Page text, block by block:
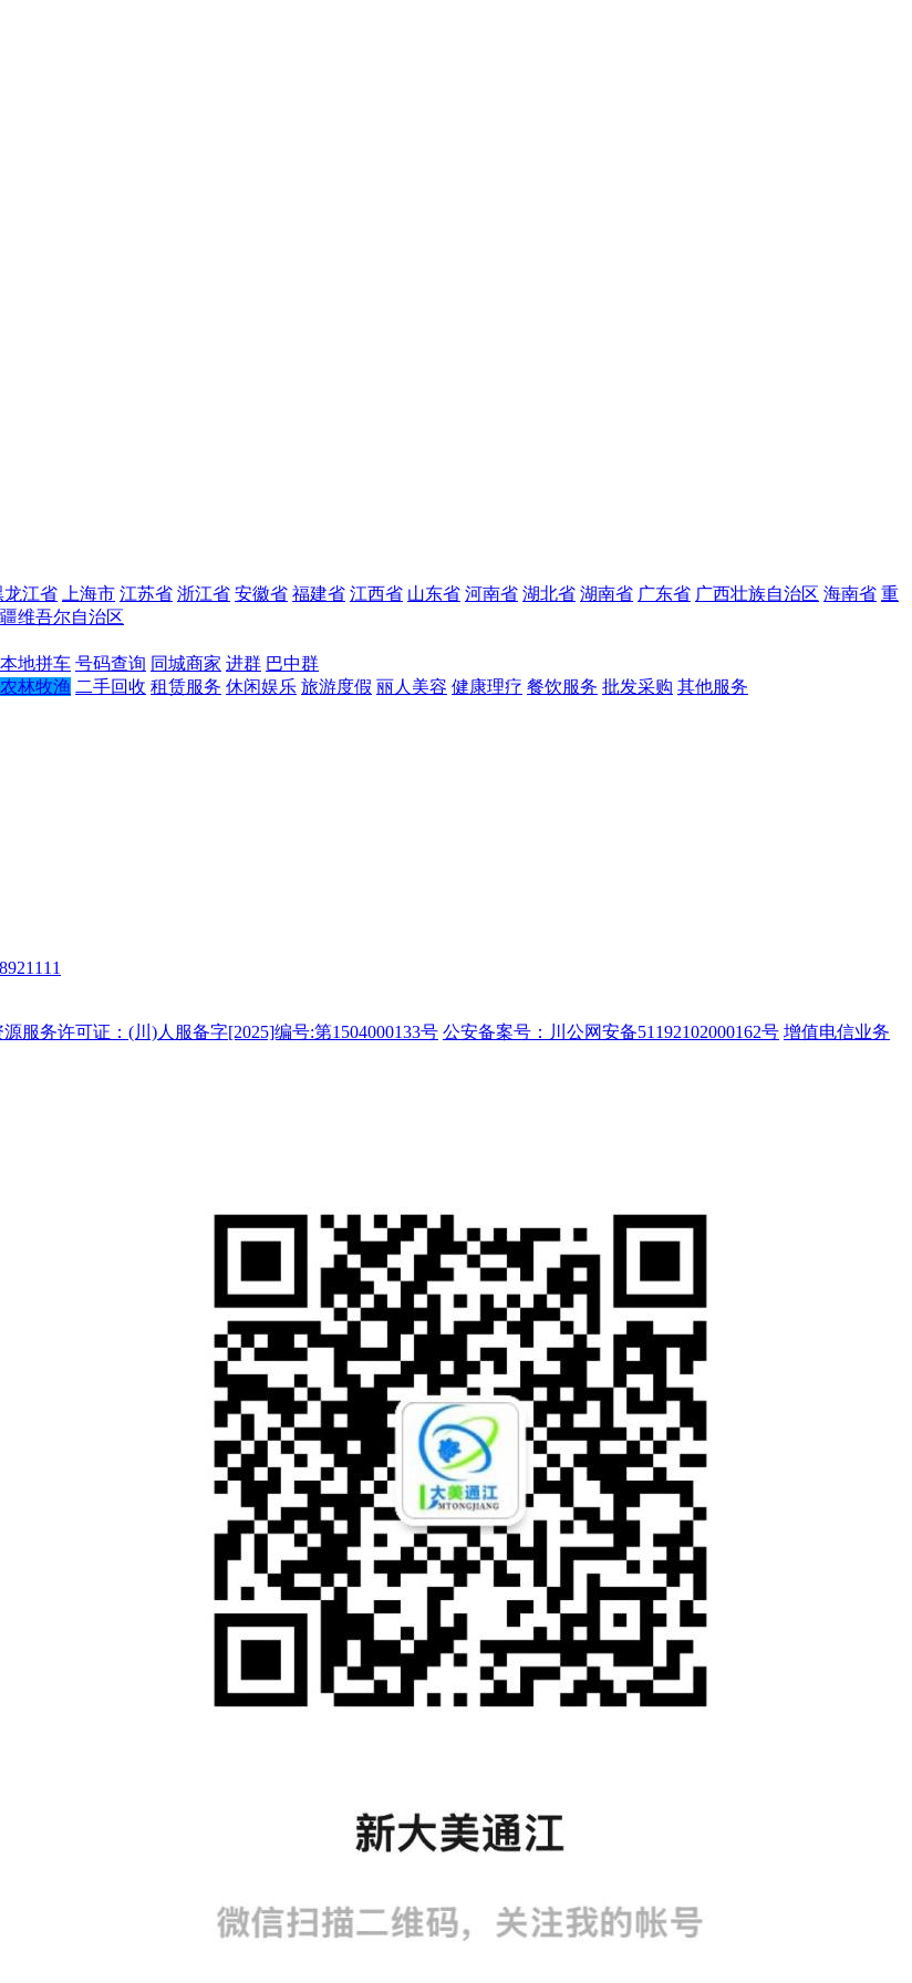
龙江省 上海市 江苏省 浙江省 安徽省 福建省 江西省 山东省 河南省 湖北省 湖南省 广东省 广西壮族自治区 海南省 重
维吾尔自治区
本地拼车 号码查询 同城商家 进群 巴中群
农林牧渔 二手回收 租赁服务 休闲娱乐 旅游度假 丽人美容 健康理疗 餐饮服务 批发采购 其他服务
源服务许可证：(川)人服备字[2025]编号:第1504000133号 公安备案号：川公网安备51192102000162号 增值电信业务